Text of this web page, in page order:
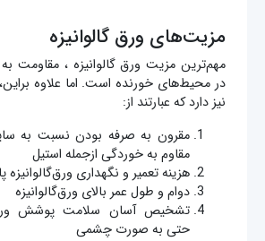
مزیت‌های ورق گالوانیزه
مهم‌ترین مزیت ورق گالوانیزه ، مقاومت
در محیط‌های خورنده است. اما علاوه
نیز دارد که عبارتند از:
مقرون به صرفه بودن نسبت به
مقاوم به خوردگی ازجمله استیل
هزینه تعمیر و نگهداری
دوام و طول عمر بالای ورق‌گالوانیزه
تشخیص آسان سلامت پوشش
حتی به صورت چشمی